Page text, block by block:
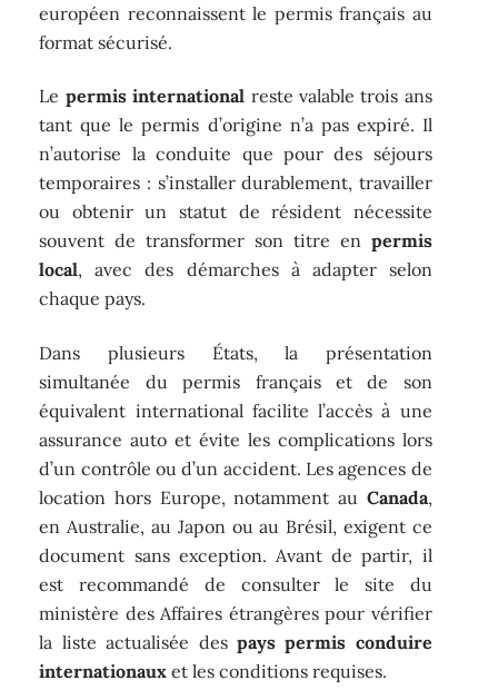
européen reconnaissent le permis français au
format sécurisé.
Le permis international reste valable trois ans
tant que le permis d’origine n’a pas expiré. Il
n’autorise la conduite que pour des séjours
temporaires : s’installer durablement, travailler
ou obtenir un statut de résident nécessite
souvent de transformer son titre en permis
local, avec des démarches à adapter selon
chaque pays.
Dans plusieurs États, la présentation
simultanée du permis français et de son
équivalent international facilite l’accès à une
assurance auto et évite les complications lors
d’un contrôle ou d’un accident. Les agences de
location hors Europe, notamment au Canada,
en Australie, au Japon ou au Brésil, exigent ce
document sans exception. Avant de partir, il
est recommandé de consulter le site du
ministère des Affaires étrangères pour vérifier
la liste actualisée des pays permis conduire
internationaux et les conditions requises.